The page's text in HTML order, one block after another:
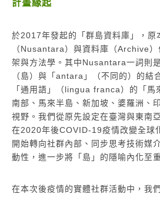
計畫緣起
於2017年發起的「群島資料庫」，原
（Nusantara）與資料庫（Archive
架與方法學。其中Nusantara一詞則
（島）與「antara」（不同的）的結
「通用語」（lingua franca）的「馬
南部、馬來半島、新加坡、婆羅洲、
視野。我們從原先設定在臺灣與東南
在2020年後COVID-19疫情改變全球
開始轉向社群內部、同步思考技術媒
動性，進一步將「島」的隱喻內化至
在本次後疫情的實體社群活動中，我